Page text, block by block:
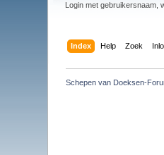
Login met gebruikersnaam,
Index Help Zoek
Schepen van Doeksen-